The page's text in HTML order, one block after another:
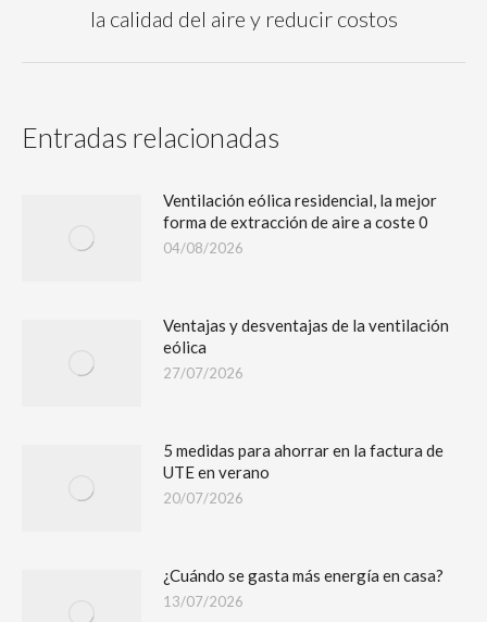
la calidad del aire y reducir costos
Entradas relacionadas
Ventilación eólica residencial, la mejor
forma de extracción de aire a coste 0
04/08/2026
Ventajas y desventajas de la ventilación
eólica
27/07/2026
5 medidas para ahorrar en la factura de
UTE en verano
20/07/2026
¿Cuándo se gasta más energía en casa?
13/07/2026